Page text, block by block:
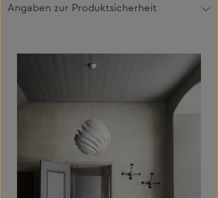
Angaben zur Produktsicherheit